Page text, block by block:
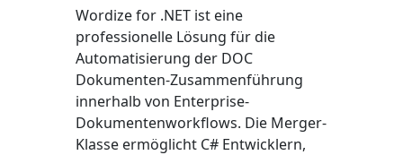
Wordize for .NET ist eine
professionelle Lösung für die
Automatisierung der DOC
Dokumenten-Zusammenführung
innerhalb von Enterprise-
Dokumentenworkflows. Die Merger-
Klasse ermöglicht C# Entwicklern,